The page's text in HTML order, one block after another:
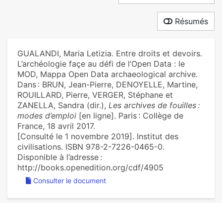
Résumés
GUALANDI, Maria Letizia. Entre droits et devoirs.
L’archéologie façe au défi de l’Open Data : le
MOD, Mappa Open Data archaeological archive.
Dans : BRUN, Jean-Pierre, DENOYELLE, Martine,
ROUILLARD, Pierre, VERGER, Stéphane et
ZANELLA, Sandra (dir.), Les archives de fouilles :
modes d’emploi [en ligne]. Paris : Collège de
France, 18 avril 2017.
[Consulté le 1 novembre 2019]. Institut des
civilisations. ISBN 978-2-7226-0465-0.
Disponible à l’adresse :
http://books.openedition.org/cdf/4905
Consulter le document